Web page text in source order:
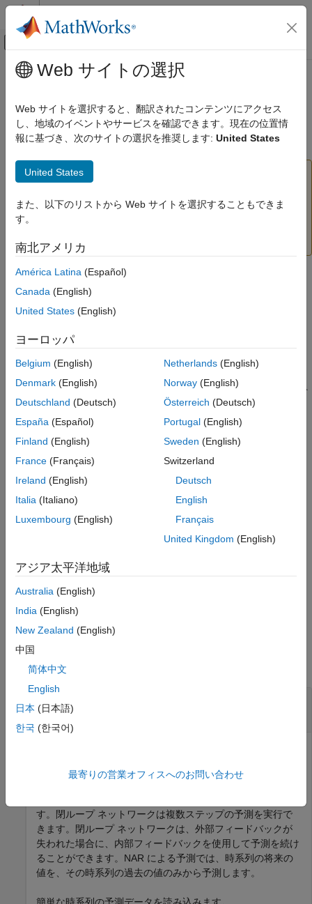
コンテンツへスキップ
オフキャンバス ナビゲーション メ
ドキュメンテーションのホーム
Deep Learning Toolbox
項目一覧
説明
バージョン履歴
参考
メインコンテンツ
narnet
(削除予定) 非線形自己回帰ニューラル ネットワーク
narnetは将来のリリースで削除される予定です。詳細に
dlnetwork Workflowsを参照してください。
履歴
構文
narnet(feedbackDelays,hiddenSizes,feedbackMode,trainFcn)
は、次の引数を取ります。
増加する 0 または正のフィードバック遅延から成る行ベクト
ルfeedbackDelays
フィードバックのタイプ feedbackMode
これは、NAR ニューラル ネットワークを返します。
過去の値からその時系列を予測するように学習させることができ
ます。
例
すべて折りたたむ
の予測
非線形自己回帰 (NAR) ニューラル ネットワークの学習およ
す。閉ループ ネットワークは複数ステップの予測を実行で
きます。閉ループ ネットワークは、外部フィードバックが
失われた場合に、内部フィードバックを使用して予測を続け
ることができます。NAR による予測では、時系列の将来の
値を、その時系列の過去の値のみから予測します。
Web サイトの選択
Web サイトを選択すると、翻訳されたコンテンツにアクセス
し、地域のイベントやサービスを確認できます。現在の位置情
報に基づき、次のサイトの選択を推奨します: United States
United States
また、以下のリストから Web サイトを選択することもできま
す。
南北アメリカ
América Latina (Español)
Canada (English)
United States (English)
ヨーロッパ
Belgium (English)
Denmark (English)
Deutschland (Deutsch)
España (Español)
Finland (English)
France (Français)
Ireland (English)
Italia (Italiano)
Luxembourg (English)
Netherlands(English)
Norway(English)
Österreich (Deutsch)
Portugal(English)
Sweden (English)
Switzerland
Deutsch
English
Français
United Kingdom (English)
アジア太平洋地域
Australia (English)
India (English)
New Zealand (English)
中国
简体中文
English
日本 (日本語)
한국 (한국어)
最寄りの営業オフィスへのお問い合わせ